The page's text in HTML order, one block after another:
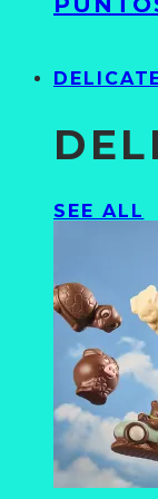
SEE ALL